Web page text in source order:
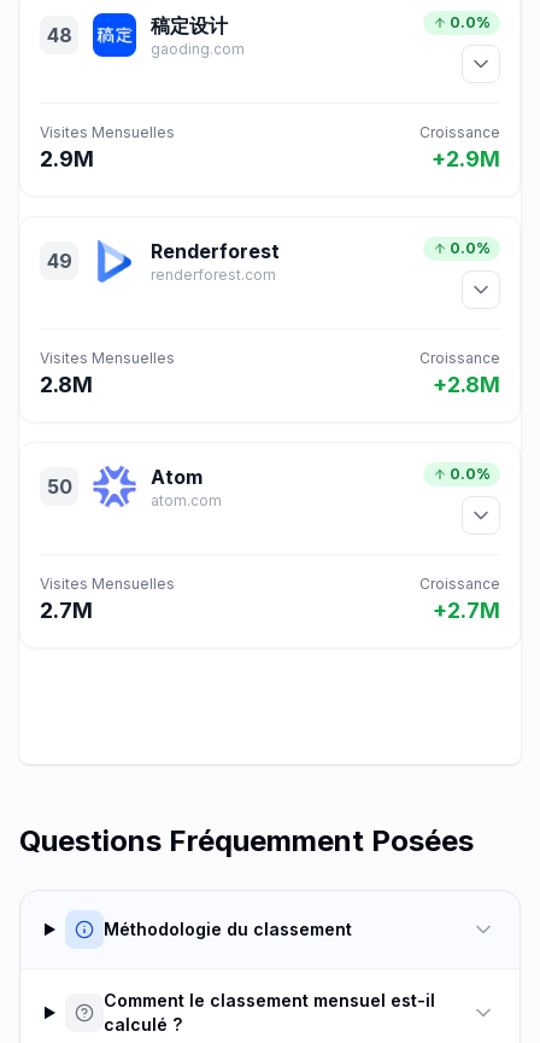
48 稿定设计
gaoding.com
0.0%
Visites Mensuelles
2.9M
Croissance
+2.9M
49 Renderforest
renderforest.com
0.0%
Visites Mensuelles
2.8M
Croissance
+2.8M
50 Atom
atom.com
0.0%
Visites Mensuelles
2.7M
Croissance
+2.7M
Questions Fréquemment Posées
Méthodologie du classement
Comment le classement mensuel est-il
calculé ?